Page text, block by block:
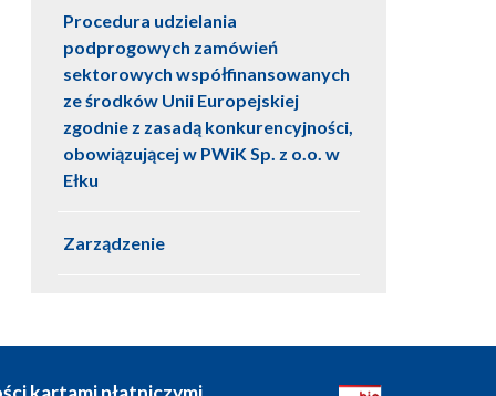
Procedura udzielania
podprogowych zamówień
sektorowych współfinansowanych
ze środków Unii Europejskiej
zgodnie z zasadą konkurencyjności,
obowiązującej w PWiK Sp. z o.o. w
Ełku
Zarządzenie